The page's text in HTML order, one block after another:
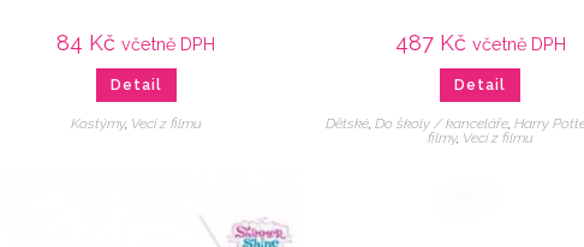
84 Kč včetně DPH
Detail
Kostýmy, Veci z filmu
487 Kč včetně DPH
Detail
Dětské ,Do školy / kanceláře ,Harry
filmy, Veci z filmu